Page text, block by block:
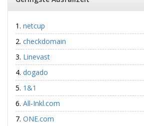
netcup
checkdomain
Linevast
dogado
1&1
All-Inkl.com
ONE.com